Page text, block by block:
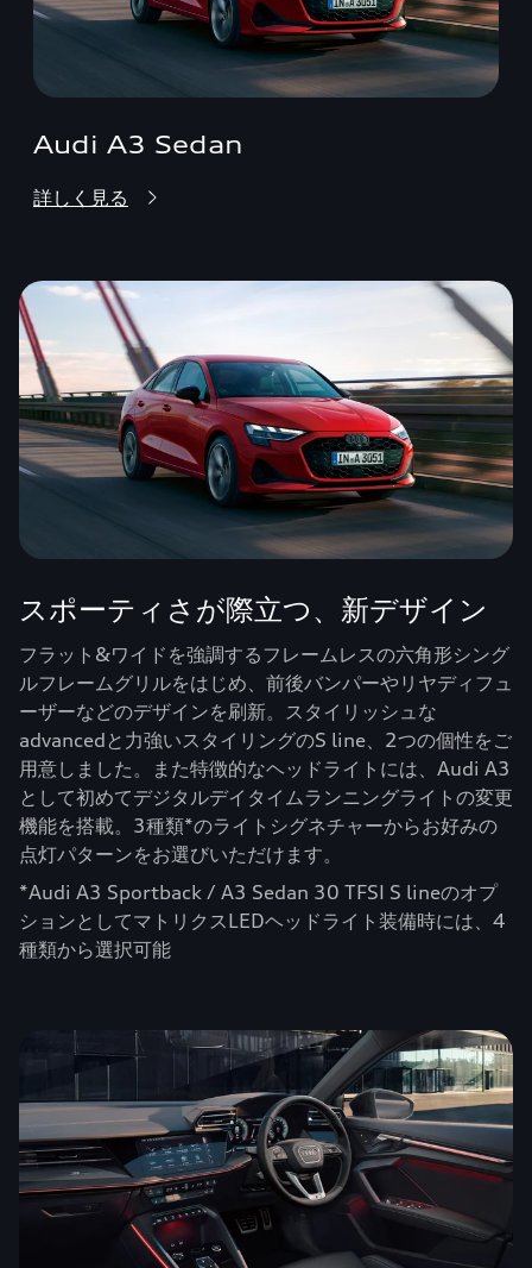
Audi A3 Sedan
詳しく見る
スポーティさが際立つ、新デザイン
フラット&ワイドを強調するフレームレスの六角形シング
ルフレームグリルをはじめ、前後バンパーやリヤディフュ
ーザーなどのデザインを刷新。スタイリッシュな
advancedと力強いスタイリングのS line、2つの個性をご
用意しました。また特徴的なヘッドライトには、Audi A3
として初めてデジタルデイタイムランニングライトの変更
機能を搭載。3種類*のライトシグネチャーからお好みの
点灯パターンをお選びいただけます。
*Audi A3 Sportback / A3 Sedan 30 TFSI S lineのオプ
ションとしてマトリクスLEDヘッドライト装備時には、4
種類から選択可能